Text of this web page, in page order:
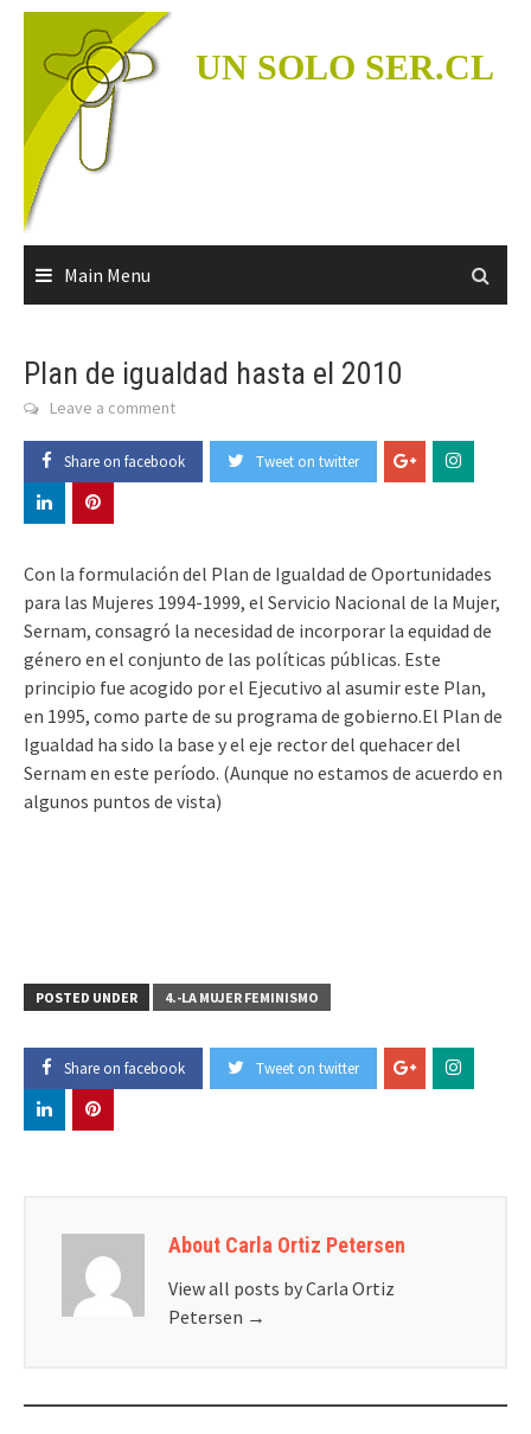
Skip
content
UN SOLO SER.CL
Main Menu
Plan de igualdad hasta el 2010
Leave a comment
Share on facebook Tweet on twitter
Con la formulación del Plan de Igualdad de Oportunidades
para las Mujeres 1994-1999, el Servicio Nacional de la Mujer,
Sernam, consagró la necesidad de incorporar la equidad de
género en el conjunto de las políticas públicas. Este
principio fue acogido por el Ejecutivo al asumir este Plan,
en 1995, como parte de su programa de gobierno.El Plan de
Igualdad ha sido la base y el eje rector del quehacer del
Sernam en este período. (Aunque no estamos de acuerdo en
algunos puntos de vista)
POSTED UNDER 4.-LA MUJER FEMINISMO
Share on facebook Tweet on twitter
About Carla Ortiz Petersen
View all posts by Carla Ortiz
Petersen →